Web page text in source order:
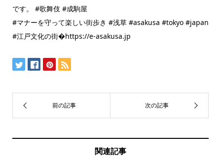
です。 #歌舞伎 #成駒屋
#マナーを守って楽しい街歩き #浅草 #asakusa #tokyo #japan
#江戸文化の街�https://e-asakusa.jp
関連記事